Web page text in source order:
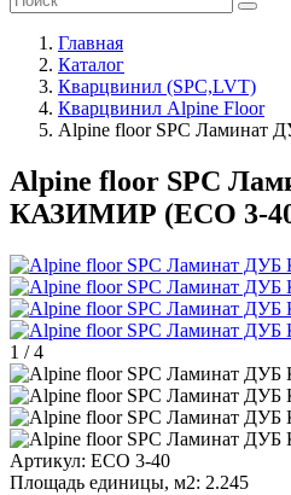
Главная
Каталог
Кварцвинил (SPC,LVT)
Кварцвинил Alpine Floor
Alpine floor SPC
Alpine floor SPC
КАЗИМИР (ЕСО 3-
1 /4
Артикул: ЕСО 3-40
Площадь единицы, м2: 2.245